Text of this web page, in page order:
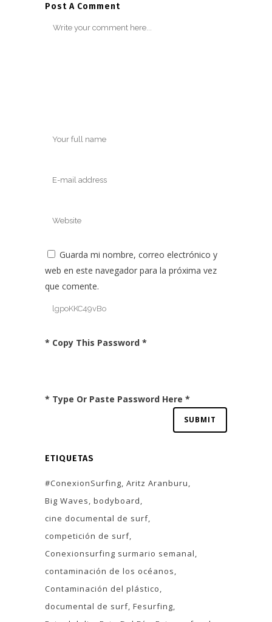
Post A Comment
Guarda mi nombre, correo electrónico y
web en este navegador para la próxima vez
que comente.
* Copy This Password *
* Type Or Paste Password Here *
ETIQUETAS
#ConexionSurfing Aritz Aranburu
Big Waves bodyboard
cine documental de surf
competición de surf
Conexionsurfing surmario semanal
contaminación de los océanos
Contaminación del plástico
documental de surf Fesurfing